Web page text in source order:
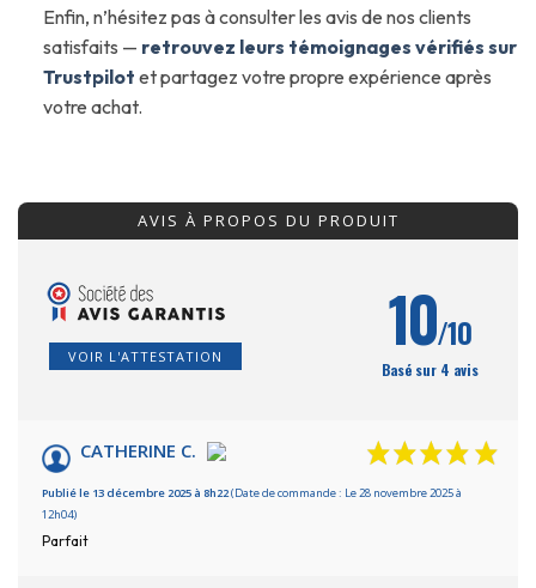
Enfin, n’hésitez pas à consulter les avis de nos clients
satisfaits — retrouvez leurs témoignages vérifiés sur
Trustpilot et partagez votre propre expérience après
votre achat.
AVIS À PROPOS DU PRODUIT
VOIR L'ATTESTATION 10/10
Basé sur 4 avis
CATHERINE C.
Publié le 13 décembre 2025 à 8h22(Date de commande : Le 28 novembre 2025 à
12h04)
Parfait